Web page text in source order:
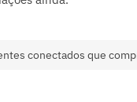
conectados que